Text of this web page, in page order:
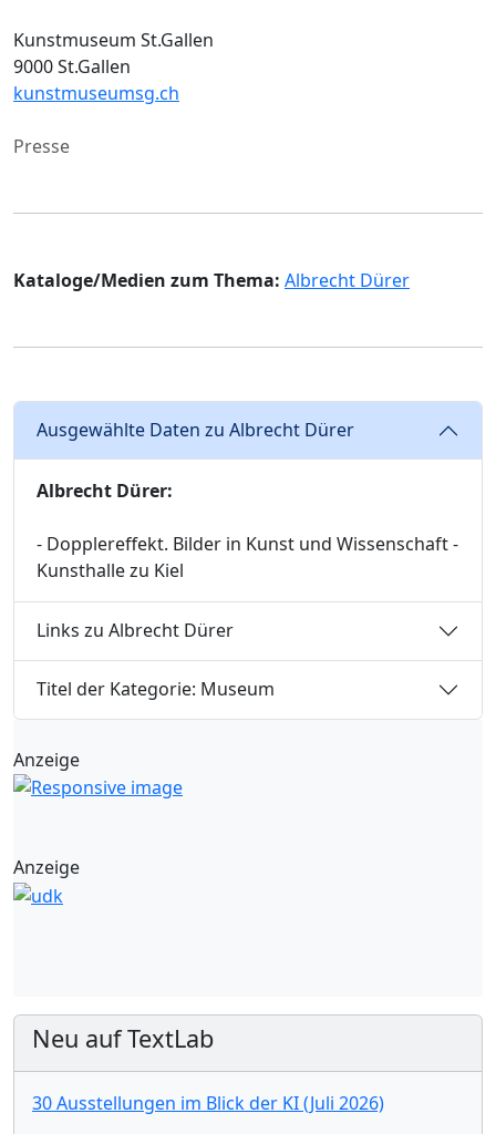
Kunstmuseum St.Gallen
9000 St.Gallen
kunstmuseumsg.ch
Presse
Kataloge/Medien zum Thema: Albrecht Dürer
Ausgewählte Daten zu Albrecht Dürer
Albrecht Dürer:
- Dopplereffekt. Bilder in Kunst und Wissenschaft -
Kunsthalle zu Kiel
Links zu Albrecht Dürer
Titel der Kategorie: Museum
Anzeige
Anzeige
Neu auf TextLab
30 Ausstellungen im Blick der KI (Juli 2026)